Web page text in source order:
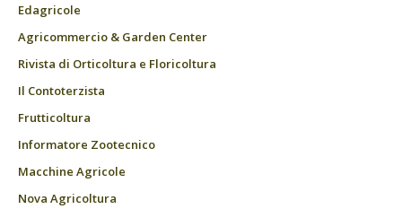
Edagricole
Agricommercio & Garden Center
Rivista di Orticoltura e Floricoltura
Il Contoterzista
Frutticoltura
Informatore Zootecnico
Macchine Agricole
Nova Agricoltura